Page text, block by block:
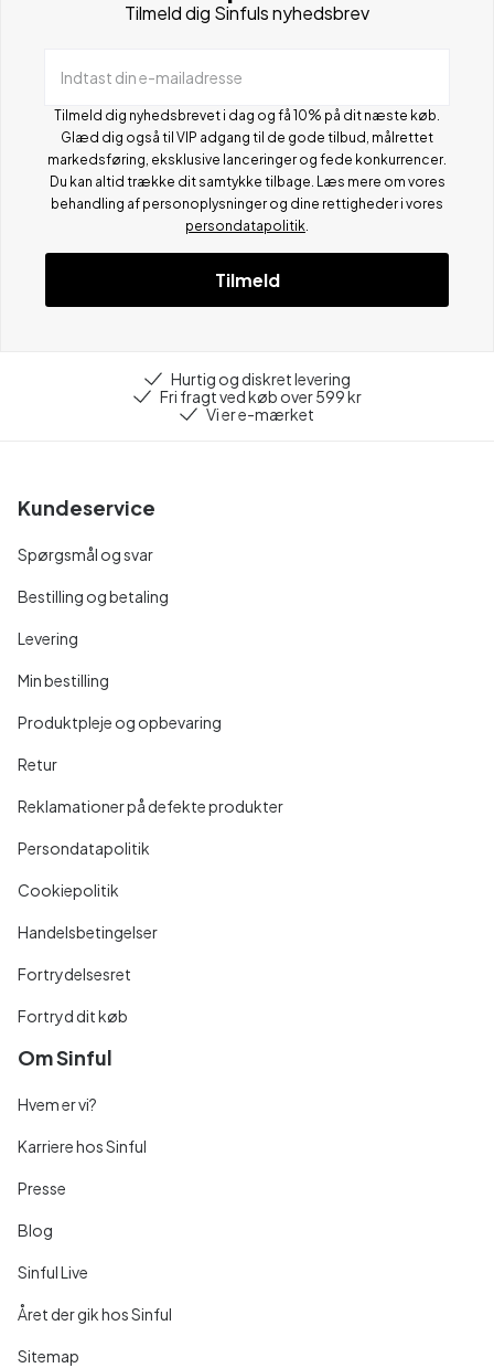
Tilmeld dig Sinfuls nyhedsbrev
Indtast din e-mailadresse
Tilmeld dig nyhedsbrevet i dag og få 10% på dit næste køb.
Glæd dig også til VIP adgang til de gode tilbud, målrettet
markedsføring, eksklusive lanceringer og fede konkurrencer.
Du kan altid trække dit samtykke tilbage. Læs mere om vores
behandling af personoplysninger og dine rettigheder i vores
persondatapolitik
Tilmeld
Hurtig og diskret levering
Fri fragt ved køb over 599 kr
Vi er e-mærket
Kundeservice
Spørgsmål og svar
Bestilling og betaling
Levering
Min bestilling
Produktpleje og opbevaring
Retur
Reklamationer på defekte produkter
Persondatapolitik
Cookiepolitik
Handelsbetingelser
Fortrydelsesret
Fortryd dit køb
Om Sinful
Hvem er vi?
Karriere hos Sinful
Presse
Blog
Sinful Live
Året der gik hos Sinful
Sitemap